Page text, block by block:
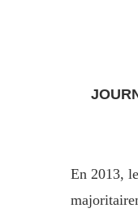
En 2013,